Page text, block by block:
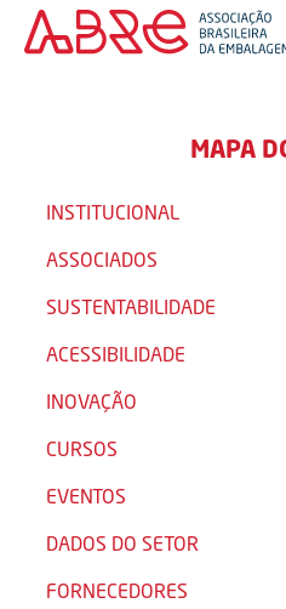
MAPA
INSTITUCIONAL
ASSOCIADOS
SUSTENTABILIDADE
ACESSIBILIDADE
INOVAÇÃO
CURSOS
EVENTOS
DADOS DO SETOR
FORNECEDORES